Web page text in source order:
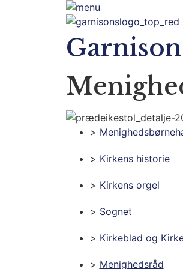
Kirkens historie
Kirkens orgel
Sognet
Kirkeblad og
Menighedsråd